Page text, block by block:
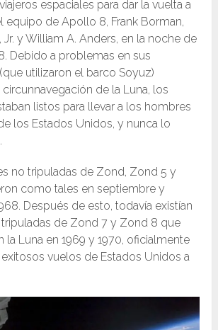
espaciales para dar la vuelta a
equipo de Apollo 8, Frank Borman,
Jr. y William A. Anders, en la noche de
Debido a problemas en sus
utilizaron el barco Soyuz)
de la Luna, los
listos para llevar a los hombres
los Estados Unidos, y nunca lo
no tripuladas de Zond, Zond 5 y
como tales en septiembre y
Después de esto, todavía existían
de Zond 7 y Zond 8 que
la Luna en 1969 y 1970, oficialmente
vuelos de Estados Unidos a